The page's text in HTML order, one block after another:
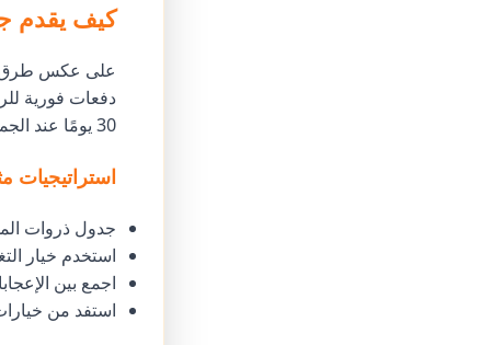
كيف يقدم
على عكس طرق
30 يومًا عند الجمع بين خدماتنا والمحتوى الاستراتيجي.
استراتيجيات
جدول ذروات
استخدم خيار
اجمع بين
استفد من